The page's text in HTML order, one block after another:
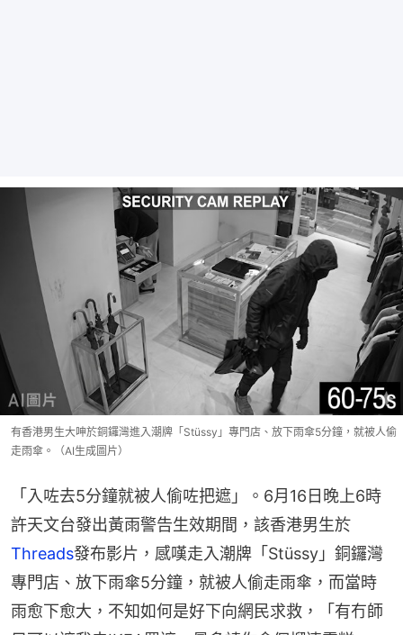
有香港男生大呻於銅鑼灣進入潮牌「Stüssy」專門店、放下雨傘5分鐘，就被人偷
走雨傘。（AI生成圖片）
「入咗去5分鐘就被人偷咗把遮」。6月16日晚上6時
許天文台發出黃雨警告生效期間，該香港男生於
Threads發布影片，感嘆走入潮牌「Stüssy」銅鑼灣
專門店、放下雨傘5分鐘，就被人偷走雨傘，而當時
雨愈下愈大，不知如何是好下向網民求救，「有冇師